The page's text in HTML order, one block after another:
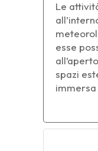
Le
esse
spazi